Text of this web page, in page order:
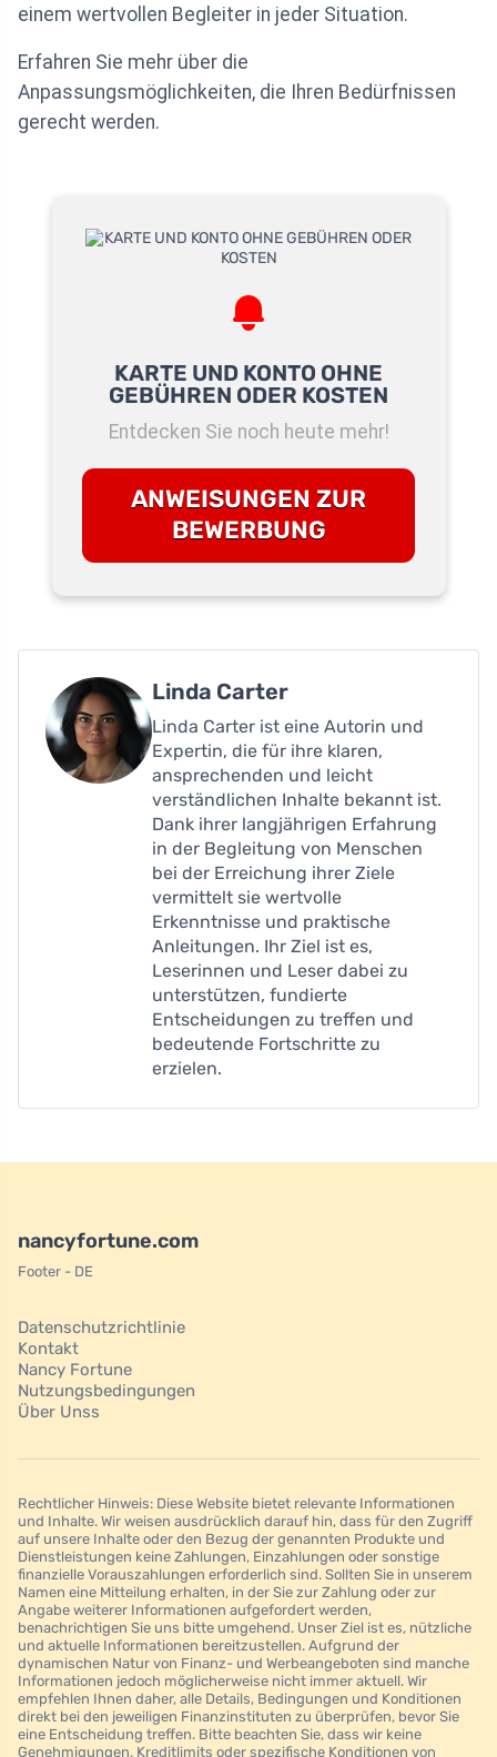
einem wertvollen Begleiter in jeder Situation.
Erfahren Sie mehr über die
Anpassungsmöglichkeiten, die Ihren Bedürfnissen
gerecht werden.
KARTE UND KONTO OHNE
GEBÜHREN ODER KOSTEN
Entdecken Sie noch heute mehr!
ANWEISUNGEN ZUR
BEWERBUNG
Linda Carter
Linda Carter ist eine Autorin und
Expertin, die für ihre klaren,
ansprechenden und leicht
verständlichen Inhalte bekannt ist.
Dank ihrer langjährigen Erfahrung
in der Begleitung von Menschen
bei der Erreichung ihrer Ziele
vermittelt sie wertvolle
Erkenntnisse und praktische
Anleitungen. Ihr Ziel ist es,
Leserinnen und Leser dabei zu
unterstützen, fundierte
Entscheidungen zu treffen und
bedeutende Fortschritte zu
erzielen.
nancyfortune.com
Footer - DE
Datenschutzrichtlinie
Kontakt
Nancy Fortune
Nutzungsbedingungen
Über Unss
Rechtlicher Hinweis: Diese Website bietet relevante Informationen
und Inhalte. Wir weisen ausdrücklich darauf hin, dass für den Zugriff
auf unsere Inhalte oder den Bezug der genannten Produkte und
Dienstleistungen keine Zahlungen, Einzahlungen oder sonstige
finanzielle Vorauszahlungen erforderlich sind. Sollten Sie in unserem
Namen eine Mitteilung erhalten, in der Sie zur Zahlung oder zur
Angabe weiterer Informationen aufgefordert werden,
benachrichtigen Sie uns bitte umgehend. Unser Ziel ist es, nützliche
und aktuelle Informationen bereitzustellen. Aufgrund der
dynamischen Natur von Finanz- und Werbeangeboten sind manche
Informationen jedoch möglicherweise nicht immer aktuell. Wir
empfehlen Ihnen daher, alle Details, Bedingungen und Konditionen
direkt bei den jeweiligen Finanzinstituten zu überprüfen, bevor Sie
eine Entscheidung treffen. Bitte beachten Sie, dass wir keine
Genehmigungen, Kreditlimits oder spezifische Konditionen von